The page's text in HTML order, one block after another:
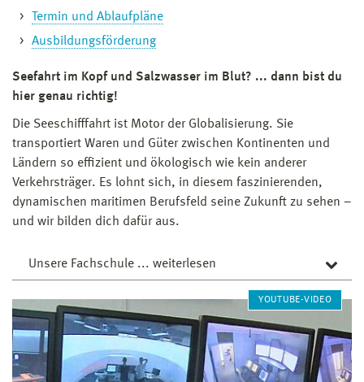
Termin und Ablaufpläne
Ausbildungsförderung
Seefahrt im Kopf und Salzwasser im Blut? ... dann bist du
hier genau richtig!
Die Seeschifffahrt ist Motor der Globalisierung. Sie
transportiert Waren und Güter zwischen Kontinenten und
Ländern so effizient und ökologisch wie kein anderer
Verkehrsträger. Es lohnt sich, in diesem faszinierenden,
dynamischen maritimen Berufsfeld seine Zukunft zu sehen –
und wir bilden dich dafür aus.
Unsere Fachschule ... weiterlesen
Unsere Fachschule befndet sich auf dem Campus
Rostock-Warnemünde, einem Außenstandort der
Hochschule Wismar. Durch die Angliederung an den
hochschul­eigenen Bereich Seefahrt, Anlagentechnik
YOUTUBE-VIDEO